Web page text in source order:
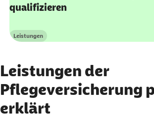
qualifizieren
Kategorie
Leistungen
Leistungen der
Pflegeversicherung
erklärt